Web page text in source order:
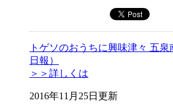
トゲソのおうちに興味津々 五
日報）
＞＞詳しくは
2016年11月25日更新